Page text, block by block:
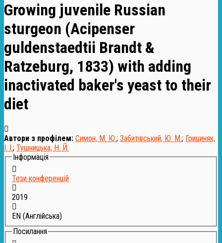
Growing juvenile Russian
sturgeon (Acipenser
guldenstaedtii Brandt &
Ratzeburg, 1833) with adding
inactivated baker's yeast to their
diet
Автори з профілем: Симон, М. Ю.; Забитівський, Ю. М.; Грициняк,
І. І.; Тушницька, Н. Й.
Інформація
Тези конференцій
2019
EN (Англійська)
Посилання